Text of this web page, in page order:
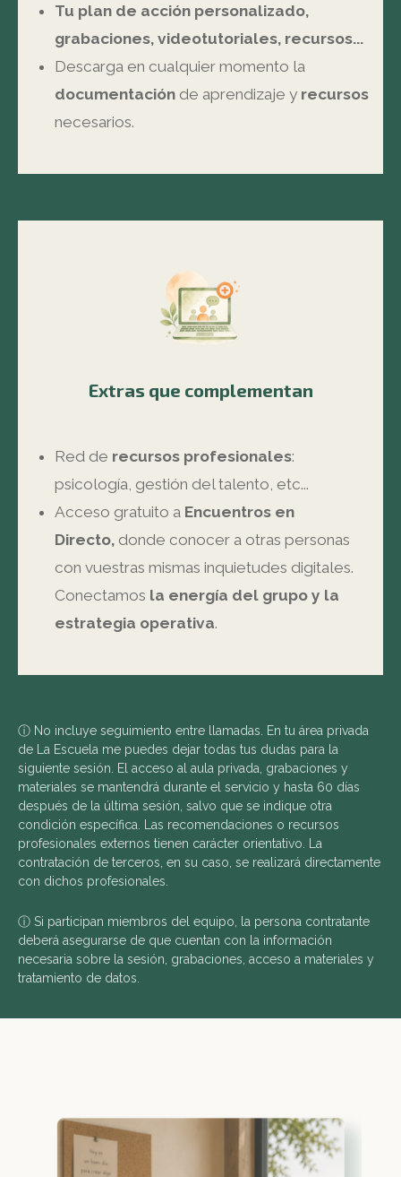
Tu plan de acción personalizado,
grabaciones, videotutoriales, recursos...
Descarga en cualquier momento la
documentación de aprendizaje y recursos
necesarios.
Extras que complementan
Red de recursos profesionales:
psicología, gestión del talento, etc...
Acceso gratuito a Encuentros en
Directo, donde conocer a otras personas
con vuestras mismas inquietudes digitales.
Conectamos la energía del grupo y la
estrategia operativa.
ⓘ No incluye seguimiento entre llamadas. En tu área privada
de La Escuela me puedes dejar todas tus dudas para la
siguiente sesión. El acceso al aula privada, grabaciones y
materiales se mantendrá durante el servicio y hasta 60 días
después de la última sesión, salvo que se indique otra
condición específica. Las recomendaciones o recursos
profesionales externos tienen carácter orientativo. La
contratación de terceros, en su caso, se realizará directamente
con dichos profesionales.
ⓘ Si participan miembros del equipo, la persona contratante
deberá asegurarse de que cuentan con la información
necesaria sobre la sesión, grabaciones, acceso a materiales y
tratamiento de datos.